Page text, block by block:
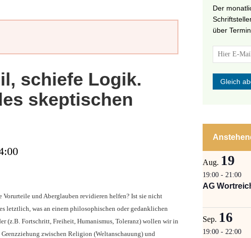
schiefe Logik.
skeptischen
und Aberglauben revidieren helfen? Ist sie nicht
letztlich, was an einem philosophischen oder gedanklichen
(z.B. Fortschritt, Freiheit, Humanismus, Toleranz) wollen wir in
zwischen Religion (Weltanschauung) und
Der
über
Aug. 19
19:00 - 21:00
AG
Sep. 16
19:00 - 22:00